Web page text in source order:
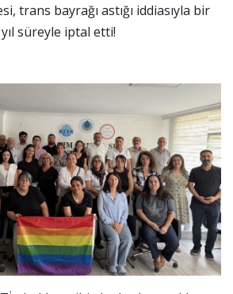
trans bayrağı astığı iddiasıyla bir
süreyle iptal etti!